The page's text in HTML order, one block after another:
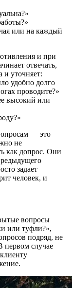
или на каждый
и при
отвечать,
и уточняет:
удобно долго
проводите?»
высокий или
— это
не
как допрос. Они
задает
человек, и
вопросы
или туфли?»,
подряд, не
первом случае